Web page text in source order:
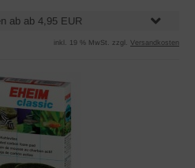
ab ab 4,95 EUR
inkl. 19 % MwSt. zzgl. Versandkosten